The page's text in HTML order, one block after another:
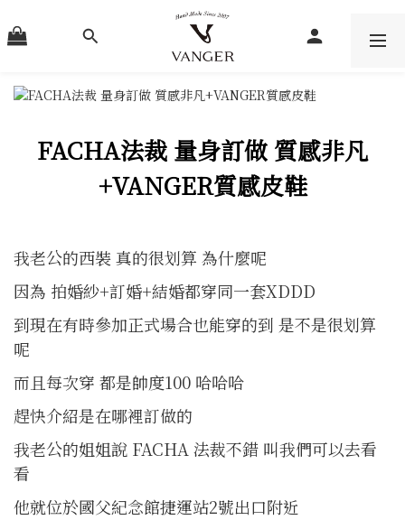
FACHA法裁 量身訂做 質感非凡
+VANGER質感皮鞋
我老公的西裝 真的很划算 為什麼呢
因為 拍婚紗+訂婚+結婚都穿同一套XDDD
到現在有時參加正式場合也能穿的到 是不是很划算
呢
而且每次穿 都是帥度100 哈哈哈
趕快介紹是在哪裡訂做的
我老公的姐姐說 FACHA 法裁不錯 叫我們可以去看
看
他就位於國父紀念館捷運站2號出口附近